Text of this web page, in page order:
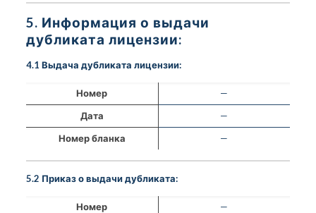
5. Информация о выдачи
дубликата лицензии:
4.1 Выдача дубликата лицензии:
Номер
—
Дата
—
Номер бланка
—
5.2 Приказ о выдачи дубликата:
Номер
—